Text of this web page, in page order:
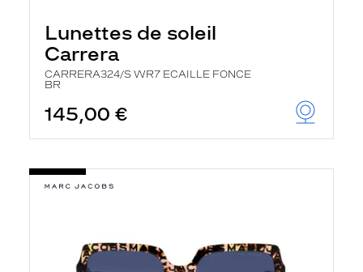
Lunettes de soleil
Carrera
CARRERA324/S WR7 ECAILLE FONCE
BR
145,00 €